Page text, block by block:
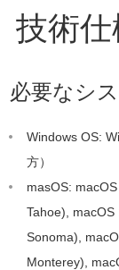
便利ツール
ソリューシ
ストア
サポート
技術仕
必要なシ
Windows OS:
方）
masOS:
Tahoe),
Sonoma),
Monterey),